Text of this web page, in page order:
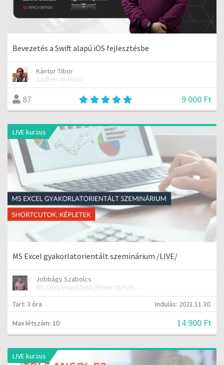
Bevezetés a Swift alapú iOS fejlesztésbe
Kántor Tibor
Szoftver architect
87 9 000 Ft
LIVE kurzus
MS Excel gyakorlatorientált szeminárium /LIVE/
Jobbágy Szabolcs
MS Excel/Visual Basic/Power BI/Python adatelemzési szakértő
Tart: 3 óra
Indulás: 2021.11.30.
Max létszám: 10 14 900 Ft
LIVE kurzus